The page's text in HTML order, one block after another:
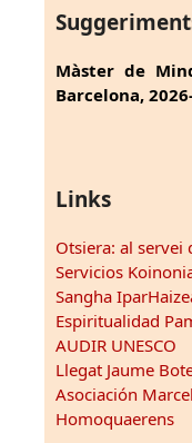
Màster de
Barcelona,
Links
Otsiera: al
Servicios
Sangha
Espiritualidad
AUDIR UNESCO
Llegat Jaume
Asociación
Homoquaerens